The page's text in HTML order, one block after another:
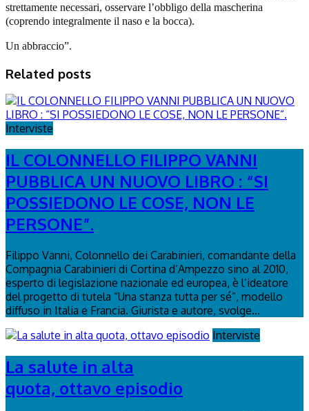
strettamente necessari, osservare l’obbligo della mascherina
(coprendo integralmente il naso e la bocca).
Un abbraccio”.
Related posts
Interviste
IL COLONNELLO FILIPPO VANNI
PUBBLICA UN NUOVO LIBRO : “SI
POSSIEDONO LE COSE, NON LE
PERSONE”.
Filippo Vanni, Colonnello dei Carabinieri, comandante della
Compagnia Carabinieri di Cortina d’Ampezzo sino al 2010,
esperto di legislazione nazionale ed europea, è l’ideatore
del progetto di tutela “Una stanza tutta per sé”, modello
diffuso in Italia e Francia. Giurista e autore, svolge...
Interviste
La salute in alta
quota, ottavo episodio